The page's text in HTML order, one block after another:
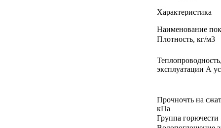
Характеристика
Наименование
Плотность, кг/м3
эксплуатации А
Прочночть на
кПа
Группа горючести